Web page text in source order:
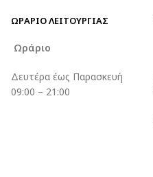
ΩΡΑΡΙΟ ΛΕΙΤΟΥΡΓΙΑΣ
Ωράριο
Δευτέρα έως Παρασκευή
09:00 – 21:00